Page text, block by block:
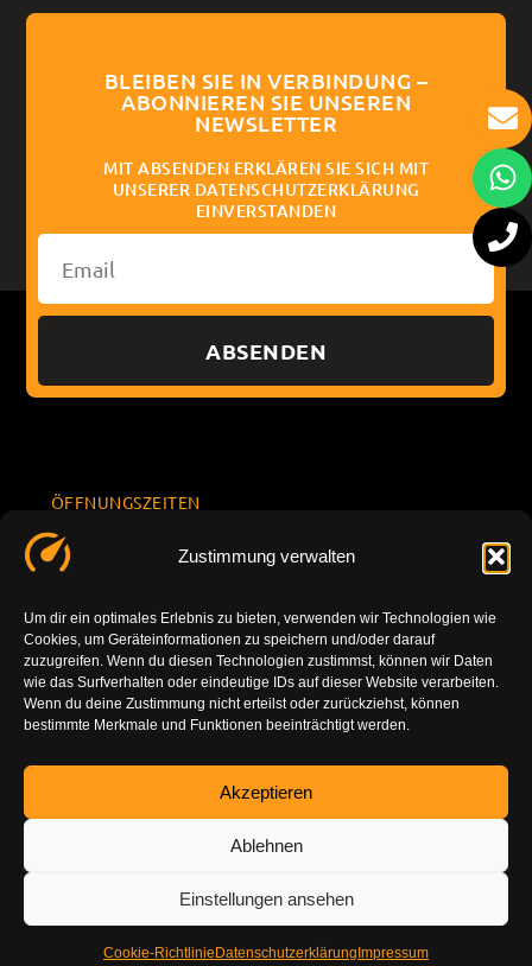
Zustimmung verwalten
Um dir ein optimales Erlebnis zu bieten, verwenden wir Technologien wie
Cookies, um Geräteinformationen zu speichern und/oder darauf
zuzugreifen. Wenn du diesen Technologien zustimmst, können wir Daten
wie das Surfverhalten oder eindeutige IDs auf dieser Website verarbeiten.
Wenn du deine Zustimmung nicht erteilst oder zurückziehst, können
bestimmte Merkmale und Funktionen beeinträchtigt werden.
Akzeptieren
Ablehnen
Einstellungen ansehen
Cookie-Richtlinie Datenschutzerklärung Impressum
BLEIBEN SIE IN VERBINDUNG –
ABONNIEREN SIE UNSEREN
NEWSLETTER
MIT ABSENDEN ERKLÄREN SIE SICH MIT
UNSERER DATENSCHUTZERKLÄRUNG
EINVERSTANDEN
ABSENDEN
ÖFFNUNGSZEITEN
Sa. 10.00 -
14.00
So.
geschlossen
INFORMATION
7777801
info@tuning-
vor-ort.com
DE-86179
g
Impressu
m